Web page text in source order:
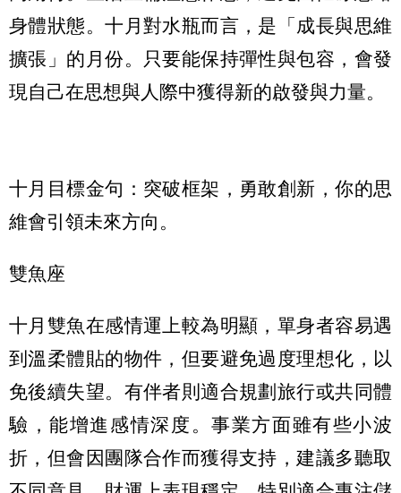
身體狀態。十月對水瓶而言，是「成長與思維
擴張」的月份。只要能保持彈性與包容，會發
現自己在思想與人際中獲得新的啟發與力量。
十月目標金句：突破框架，勇敢創新，你的思
維會引領未來方向。
雙魚座
十月雙魚在感情運上較為明顯，單身者容易遇
到溫柔體貼的物件，但要避免過度理想化，以
免後續失望。有伴者則適合規劃旅行或共同體
驗，能增進感情深度。事業方面雖有些小波
折，但會因團隊合作而獲得支持，建議多聽取